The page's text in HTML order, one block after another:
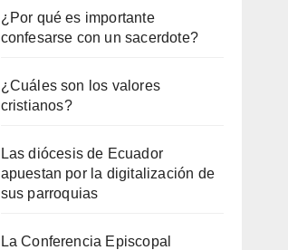
¿Por qué es importante
confesarse con un sacerdote?
¿Cuáles son los valores
cristianos?
Las diócesis de Ecuador
apuestan por la digitalización de
sus parroquias
La Conferencia Episcopal